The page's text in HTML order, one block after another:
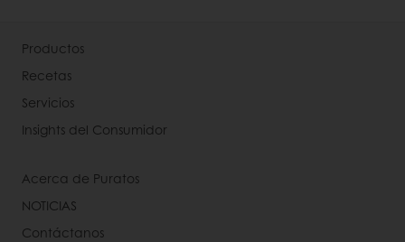
Productos
Recetas
Servicios
Insights del Consumidor
Acerca de Puratos
NOTICIAS
Contáctanos